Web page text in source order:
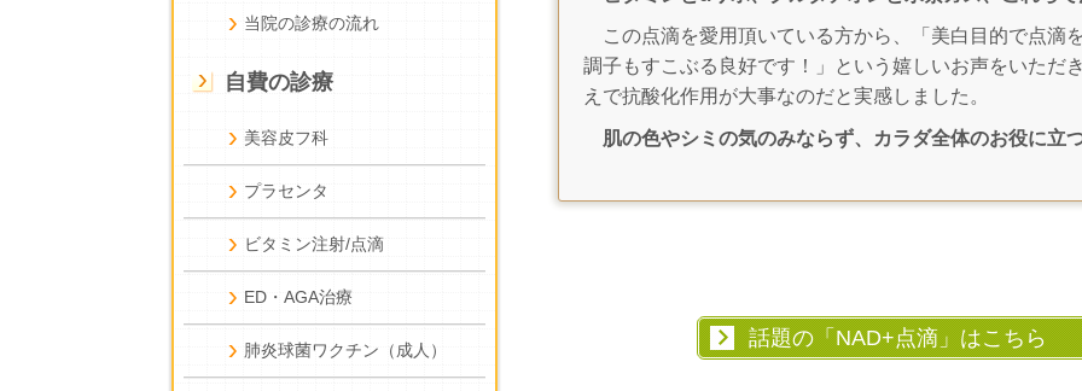
この点滴を愛用頂いている方から、「美白目的で点滴
調子もすこぶる良好です！」という嬉しいお声をいただ
えで抗酸化作用が大事なのだと実感しました。
肌の色やシミの気のみならず、カラダ全体のお役に立
話題の「NAD+点滴」はこちら
当院の診療の流れ
自費の診療
美容皮フ科
プラセンタ
ビタミン注射/点滴
ED・AGA治療
肺炎球菌ワクチン（成人）